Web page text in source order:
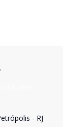
- RJ